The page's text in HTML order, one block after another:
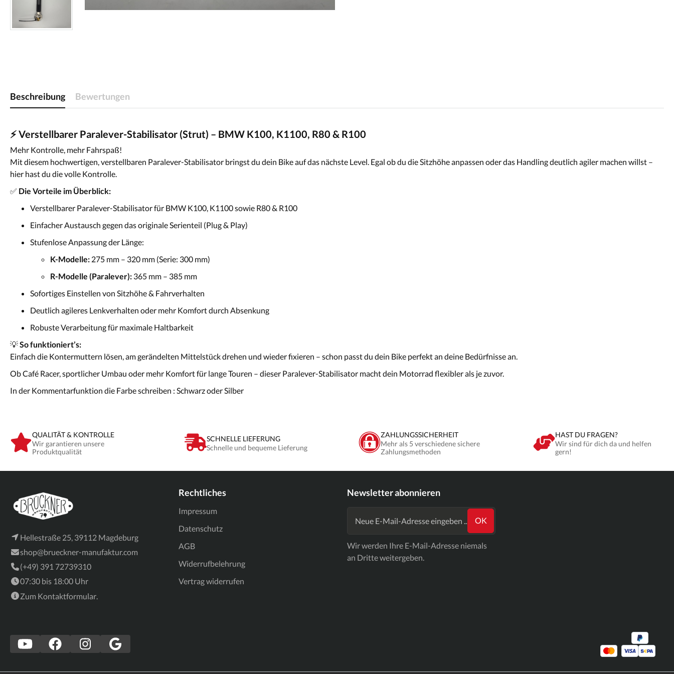
Beschreibung Bewertungen
⚡️ Verstellbarer Paralever-Stabilisator (Strut) – BMW K100, K1100, R80 & R100
Mehr Kontrolle, mehr Fahrspaß!
Mit diesem hochwertigen, verstellbaren Paralever-Stabilisator bringst du dein Bike auf das nächste Level. Egal ob du die Sitzhöhe anpassen oder das Handling deutlich agiler machen willst –
hier hast du die volle Kontrolle.
✅ Die Vorteile im Überblick:
Verstellbarer Paralever-Stabilisator für BMW K100, K1100 sowie R80 & R100
Einfacher Austausch gegen das originale Serienteil (Plug & Play)
Stufenlose Anpassung der Länge:
K-Modelle: 275 mm – 320 mm (Serie: 300 mm)
R-Modelle (Paralever): 365 mm – 385 mm
Sofortiges Einstellen von Sitzhöhe & Fahrverhalten
Deutlich agileres Lenkverhalten oder mehr Komfort durch Absenkung
Robuste Verarbeitung für maximale Haltbarkeit
💡So funktioniert’s:
Einfach die Kontermuttern lösen, am gerändelten Mittelstück drehen und wieder fixieren – schon passt du dein Bike perfekt an deine Bedürfnisse an.
Ob Café Racer, sportlicher Umbau oder mehr Komfort für lange Touren – dieser Paralever-Stabilisator macht dein Motorrad flexibler als je zuvor.
In der Kommentarfunktion die Farbe schreiben : Schwarz oder Silber
QUALITÄT & KONTROLLE
Wir garantieren unsere
Produktqualität
SCHNELLE LIEFERUNG
Schnelle und bequeme Lieferung
ZAHLUNGSSICHERHEIT
Mehr als 5 verschiedene sichere
Zahlungsmethoden
HAST DU FRAGEN?
Wir sind für dich da und helfen
gern!
Hellestraße 25, 39112 Magdeburg
shop@brueckner-manufaktur.com
(+49) 391 72739310
07:30 bis 18:00 Uhr
Zum Kontaktformular
Rechtliches
Impressum
Datenschutz
AGB
Widerrufbelehrung
Vertrag widerrufen
Newsletter abonnieren
OK
Wir werden Ihre E-Mail-Adresse niemals
an Dritte weitergeben.